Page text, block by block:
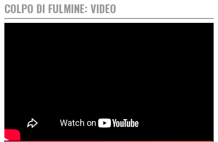
COLPO DI FULMINE: VIDEO